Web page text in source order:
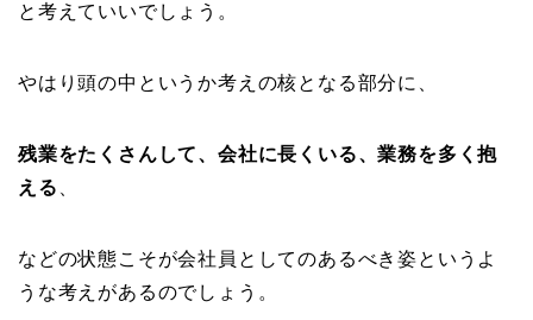
と考えていいでしょう。
やはり頭の中というか考えの核となる部分に、
残業をたくさんして、会社に長くいる、業務を多く抱
える 、
などの状態こそが会社員としてのあるべき姿というよ
うな考えがあるのでしょう。